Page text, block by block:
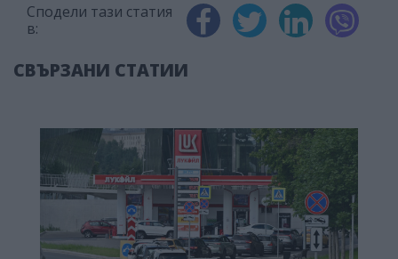
Сподели тази статия
в:
СВЪРЗАНИ СТАТИИ